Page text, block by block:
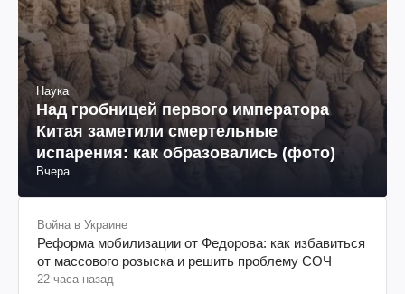
Наука
Над гробницей первого императора
Китая заметили смертельные
испарения: как образовались (фото)
Вчера
Война в Украине
Реформа мобилизации от Федорова: как избавиться
от массового розыска и решить проблему СОЧ
22 часа назад